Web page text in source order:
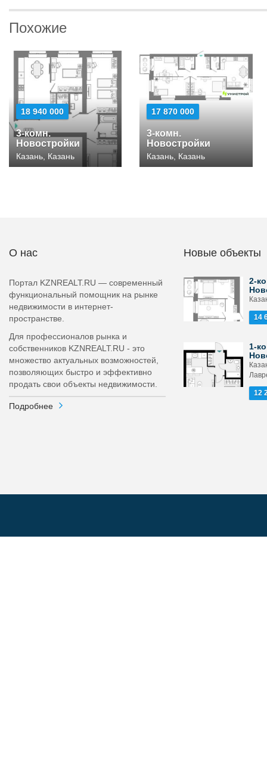
Похожие
18 940 000
3-комн.
Новостройки
Казань, Казань
17 870 000
3-комн.
Новостройки
Казань, Казань
О нас
Портал KZNREALT.RU — современный
функциональный помощник на рынке
недвижимости в интернет-
пространстве.
Для профессионалов рынка и
собственников KZNREALT.RU - это
множество актуальных возможностей,
позволяющих быстро и эффективно
продать свои объекты недвижимости.
Подробнее
Новые объекты
2-
14
1-
12